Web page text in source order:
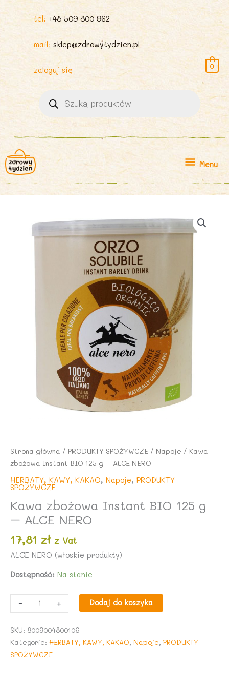
tel: +48 509 800 962
mail: sklep@zdrowytydzien.pl
zaloguj się
produktów
0
Menu
Menu
Strona główna / PRODUKTY SPOŻYWCZE / Napoje / Kawa
zbożowa Instant BIO 125 g – ALCE NERO
HERBATY, KAWY, KAKAO, Napoje, PRODUKTY
SPOŻYWCZE
Kawa zbożowa Instant BIO 125 g
– ALCE NERO
17,81 zł z Vat
ALCE NERO (włoskie produkty)
Dostępność: Na stanie
-
Kawa
+ Dodaj do koszyka
SKU: 8009004800106
Kategorie: HERBATY, KAWY, KAKAO, Napoje, PRODUKTY
SPOŻYWCZE